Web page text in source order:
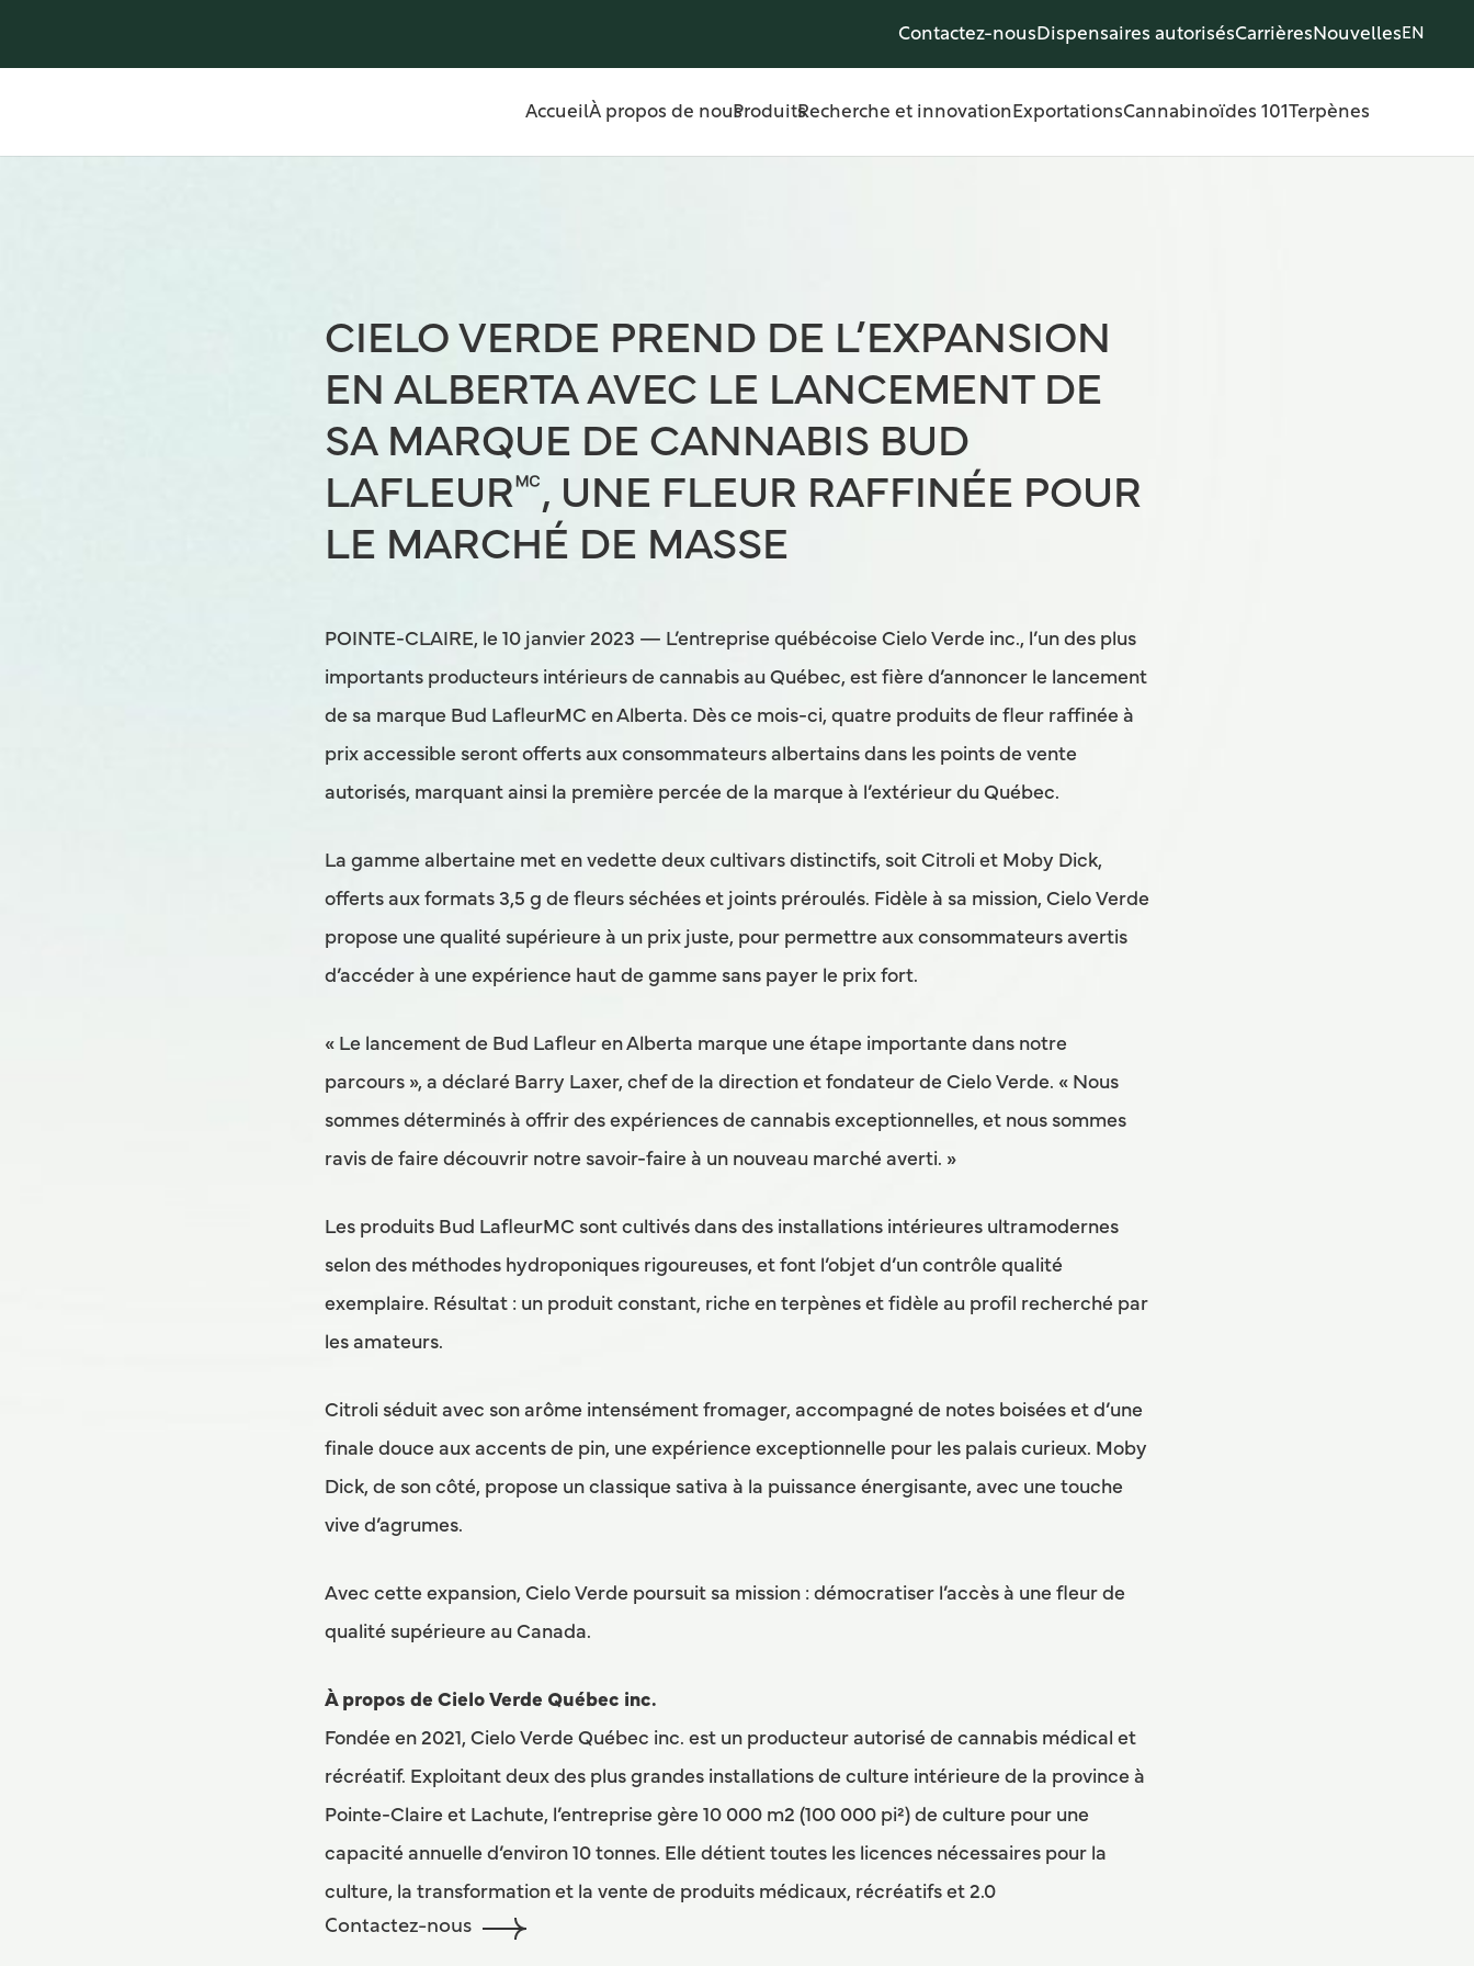
Contactez-nous Dispensaires autorisésCarrières Nouvelles EN
AccueilÀ propos de nousProduitsRecherche et innovation ExportationsCannabinoïdes 101Terpènes
CIELO VERDE PREND DE L’EXPANSION
EN ALBERTA AVEC LE LANCEMENT DE
SA MARQUE DE CANNABIS BUD
LAFLEUR🅪, UNE FLEUR RAFFINÉE POUR
LE MARCHÉ DE MASSE
POINTE-CLAIRE, le 10 janvier 2023 — L’entreprise québécoise Cielo Verde inc., l’un des plus
importants producteurs intérieurs de cannabis au Québec, est fière d’annoncer le lancement
de sa marque Bud LafleurMC en Alberta. Dès ce mois-ci, quatre produits de fleur raffinée à
prix accessible seront offerts aux consommateurs albertains dans les points de vente
autorisés, marquant ainsi la première percée de la marque à l’extérieur du Québec.
La gamme albertaine met en vedette deux cultivars distinctifs, soit Citroli et Moby Dick,
offerts aux formats 3,5 g de fleurs séchées et joints préroulés. Fidèle à sa mission, Cielo Verde
propose une qualité supérieure à un prix juste, pour permettre aux consommateurs avertis
d’accéder à une expérience haut de gamme sans payer le prix fort.
« Le lancement de Bud Lafleur en Alberta marque une étape importante dans notre
parcours », a déclaré Barry Laxer, chef de la direction et fondateur de Cielo Verde. « Nous
sommes déterminés à offrir des expériences de cannabis exceptionnelles, et nous sommes
ravis de faire découvrir notre savoir-faire à un nouveau marché averti. »
Les produits Bud LafleurMC sont cultivés dans des installations intérieures ultramodernes
selon des méthodes hydroponiques rigoureuses, et font l’objet d’un contrôle qualité
exemplaire. Résultat : un produit constant, riche en terpènes et fidèle au profil recherché par
les amateurs.
Citroli séduit avec son arôme intensément fromager, accompagné de notes boisées et d’une
finale douce aux accents de pin, une expérience exceptionnelle pour les palais curieux. Moby
Dick, de son côté, propose un classique sativa à la puissance énergisante, avec une touche
vive d’agrumes.
Avec cette expansion, Cielo Verde poursuit sa mission : démocratiser l’accès à une fleur de
qualité supérieure au Canada.
À propos de Cielo Verde Québec inc.
Fondée en 2021, Cielo Verde Québec inc. est un producteur autorisé de cannabis médical et
récréatif. Exploitant deux des plus grandes installations de culture intérieure de la province à
Pointe-Claire et Lachute, l’entreprise gère 10 000 m2 (100 000 pi²) de culture pour une
capacité annuelle d’environ 10 tonnes. Elle détient toutes les licences nécessaires pour la
culture, la transformation et la vente de produits médicaux, récréatifs et 2.0
Contactez-nous